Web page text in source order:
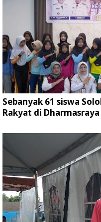
Sebanyak 61 siswa
Rakyat di Dharmasraya